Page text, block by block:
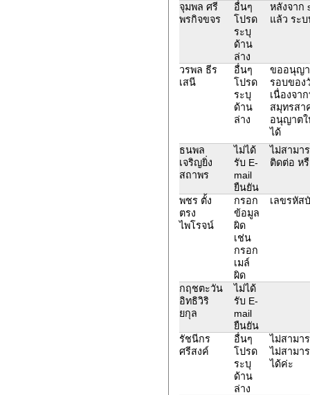
จุมพล ศรี
พรกิจขจร
อื่นๆ
โปรด
ระบุ
ด้าน
ล่าง
หลังจาก
แล้ว ระบ
วรพล ธีร
เสนี
อื่นๆ
โปรด
ระบุ
ด้าน
ล่าง
ขออนุญา
รอบของ
เนื่องจา
สมุทรสา
อนุญาตใ
ได้
ธนพล
เจริญยิ่ง
สถาพร
ไม่ได้
รับ E-
mail
ยืนยัน
ไม่สามา
ติดต่อ ห
พชร ตั้ง
ตรง
ไพโรจน์
กรอก
ข้อมูล
ผิด
เช่น
กรอก
เมล์
ผิด
เลขรหัส
กฤชตะวัน
อิทธิวิริ
ยกุล
ไม่ได้
รับ E-
mail
ยืนยัน
รัชนีกร
ศรีสงค์
อื่นๆ
โปรด
ระบุ
ด้าน
ล่าง
ไม่สามา
ไม่สามา
ได้ค่ะ